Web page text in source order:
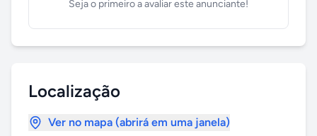
Seja o primeiro a avaliar este anunciante!
Localização
Ver no mapa (abrirá em uma janela)